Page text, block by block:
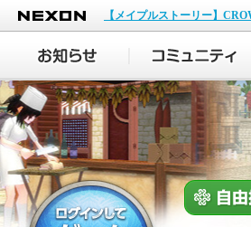
NEXON
【メイプルストーリー】